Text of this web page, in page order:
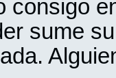
consigo
sume